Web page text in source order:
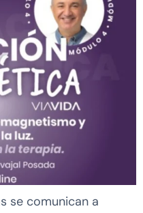
se comunican a